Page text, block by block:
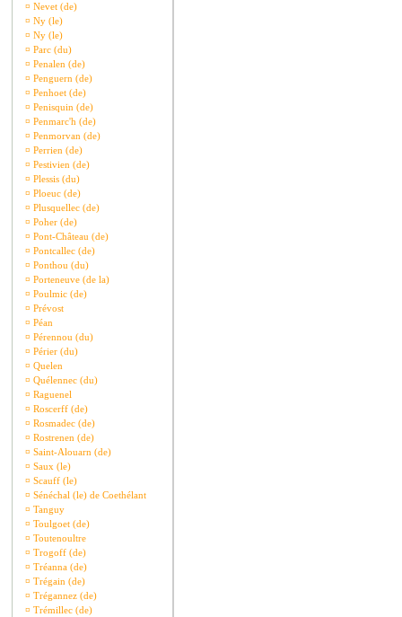
¤ Nevet (de)
¤ Ny (le)
¤ Ny (le)
¤ Parc (du)
¤ Penalen (de)
¤ Penguern (de)
¤ Penhoet (de)
¤ Penisquin (de)
¤ Penmarc'h (de)
¤ Penmorvan (de)
¤ Perrien (de)
¤ Pestivien (de)
¤ Plessis (du)
¤ Ploeuc (de)
¤ Plusquellec (de)
¤ Poher (de)
¤ Pont-Château (de)
¤ Pontcallec (de)
¤ Ponthou (du)
¤ Porteneuve (de la)
¤ Poulmic (de)
¤ Prévost
¤ Péan
¤ Pérennou (du)
¤ Périer (du)
¤ Quelen
¤ Quélennec (du)
¤ Raguenel
¤ Roscerff (de)
¤ Rosmadec (de)
¤ Rostrenen (de)
¤ Saint-Alouarn (de)
¤ Saux (le)
¤ Scauff (le)
¤ Sénéchal (le) de Coethélant
¤ Tanguy
¤ Toulgoet (de)
¤ Toutenoultre
¤ Trogoff (de)
¤ Tréanna (de)
¤ Trégain (de)
¤ Trégannez (de)
¤ Trémillec (de)